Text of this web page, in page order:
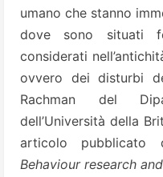
umano che stanno
dove sono situati
considerati
ovvero dei disturbi
Rachman del
dell’Università della
articolo
Behaviour research